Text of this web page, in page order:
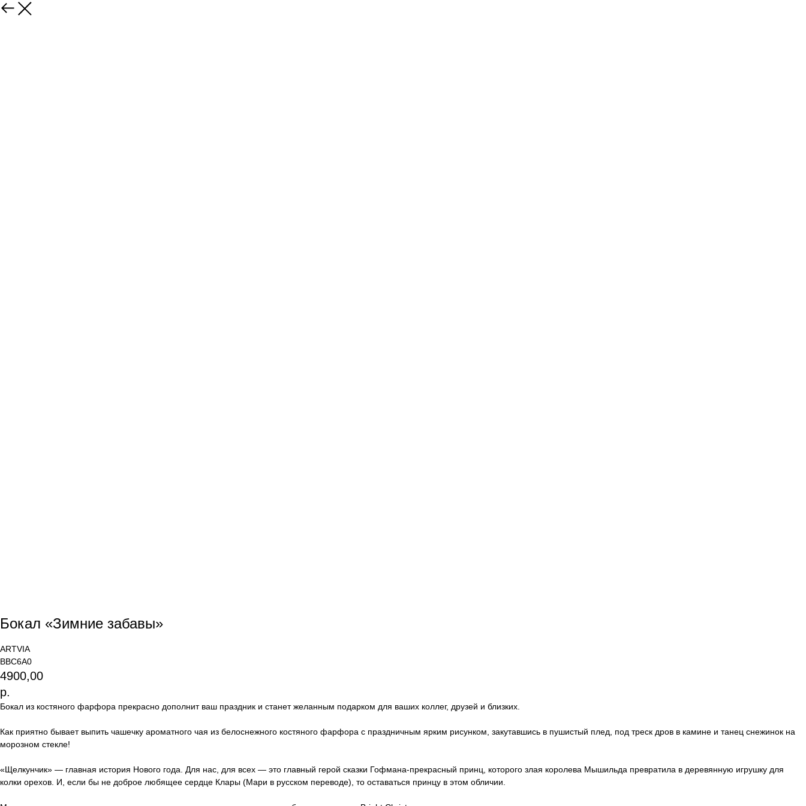
Бокал «Зимние забавы»
ARTVIA
BBC6A0
4900,00
р.
Бокал из костяного фарфора прекрасно дополнит ваш праздник и станет желанным подарком для ваших коллег, друзей и близких.
Как приятно бывает выпить чашечку ароматного чая из белоснежного костяного фарфора с праздничным ярким рисунком, закутавшись в пушистый плед, под треск дров в камине и танец снежинок на
морозном стекле!
«Щелкунчик» — главная история Нового года. Для нас, для всех — это главный герой сказки Гофмана-прекрасный принц, которого злая королева Мышильда превратила в деревянную игрушку для
колки орехов. И, если бы не доброе любящее сердце Клары (Мари в русском переводе), то оставаться принцу в этом обличии.